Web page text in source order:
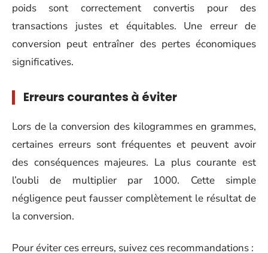
poids sont correctement convertis pour des
transactions justes et équitables. Une erreur de
conversion peut entraîner des pertes économiques
significatives.
Erreurs courantes à éviter
Lors de la conversion des kilogrammes en grammes,
certaines erreurs sont fréquentes et peuvent avoir
des conséquences majeures. La plus courante est
l’oubli de multiplier par 1000. Cette simple
négligence peut fausser complètement le résultat de
la conversion.
Pour éviter ces erreurs, suivez ces recommandations :